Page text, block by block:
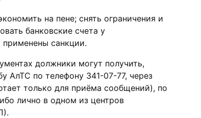
на пене; снять ограничения и
банковские счета у
санкции.
должники могут получить,
АлТС по телефону 341-07-77, через
только для приёма сообщений), по
лично в одном из центров